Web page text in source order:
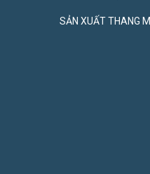
SẢN XUẤT THANG